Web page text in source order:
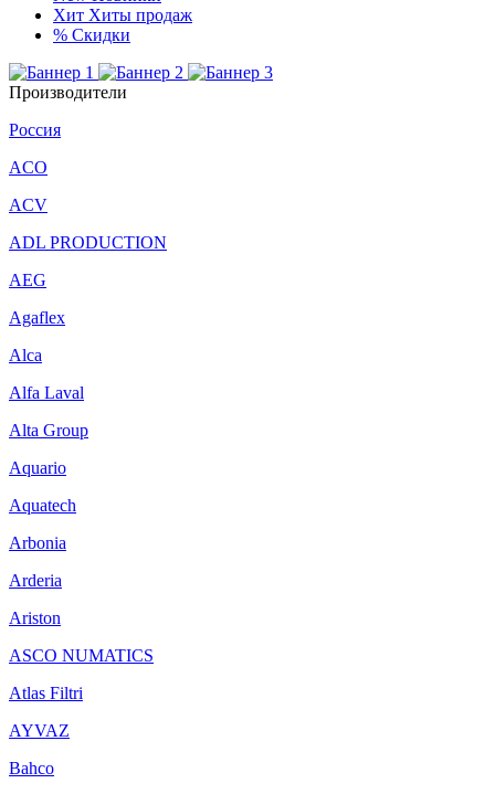
Хит Хиты продаж
% Скидки
Производители
Россия
ACO
ACV
ADL PRODUCTION
AEG
Agaflex
Alca
Alfa Laval
Alta Group
Aquario
Aquatech
Arbonia
Arderia
Ariston
ASCO NUMATICS
Atlas Filtri
AYVAZ
Bahco